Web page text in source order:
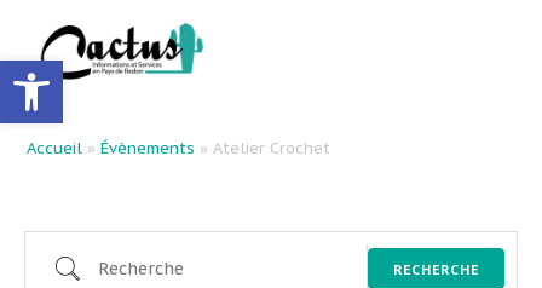
Ouvrir la barre d’outils
Accueil »Évènements »Atelier Crochet
RECHERCHE